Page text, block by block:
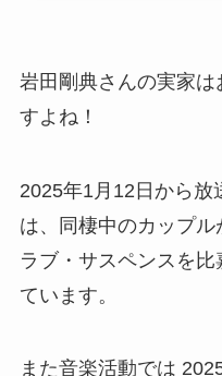
岩田剛典さんの実家
すよね！
2025年1月12日から放
は、同棲中のカップ
ラブ・サスペンスを
ています。
また音楽活動では